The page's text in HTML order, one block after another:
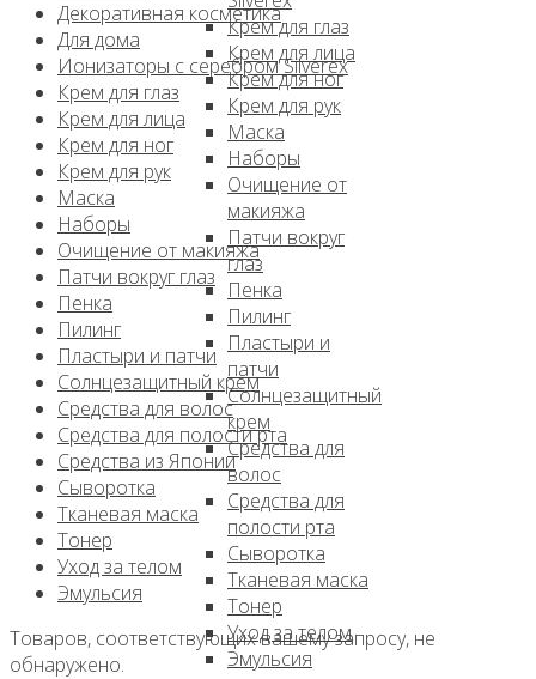
Крем для глаз
Крем для лица
Крем для ног
Крем для рук
Маска
Наборы
Очищение от
макияжа
Патчи вокруг
глаз
Пенка
Пилинг
Пластыри и
патчи
Солнцезащитный
крем
Средства для
волос
Средства для
полости рта
Сыворотка
Тканевая маска
Тонер
Уход за телом
Эмульсия
Декоративная косметика
Для дома
Ионизаторы с серебром Silverex
Крем для глаз
Крем для лица
Крем для ног
Крем для рук
Маска
Наборы
Очищение от макияжа
Патчи вокруг глаз
Пенка
Пилинг
Пластыри и патчи
Солнцезащитный крем
Средства для волос
Средства для полости рта
Средства из Японии
Сыворотка
Тканевая маска
Тонер
Уход за телом
Эмульсия
Товаров, соответствующих вашему запросу, не
обнаружено.